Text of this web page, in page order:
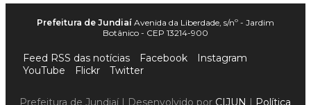
Prefeitura de Jundiaí Avenida da Liberdade, s/nº - Jardim
Botânico - CEP 13214-900
Feed RSS das notícias Facebook
Instagram
YouTube
Flickr Twitter